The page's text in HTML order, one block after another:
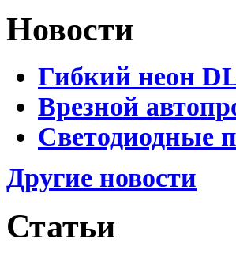
Новости
Гибкий неон
Врезной
Светодиодные
Другие новости
Статьи